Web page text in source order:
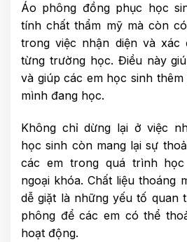
Áo phông đồng phục học
tính chất thẩm mỹ mà còn
trong việc nhận diện và xác
từng trường học. Điều này
và giúp các em học sinh
mình đang học.
Không chỉ dừng lại ở việc
học sinh còn mang lại sự
các em trong quá trình
ngoại khóa. Chất liệu thoáng
dễ giặt là những yếu tố quan
phông để các em có thể
hoạt động.